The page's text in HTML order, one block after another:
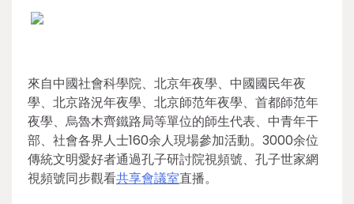
來自中國社會科學院、北京年夜學、中國國民年夜
學、北京路況年夜學、北京師范年夜學、首都師范年
夜學、烏魯木齊鐵路局等單位的師生代表、中青年干
部、社會各界人士160余人現場參加活動。3000余位
傳統文明愛好者通過孔子研討院視頻號、孔子世家網
視頻號同步觀看共享會議室直播。